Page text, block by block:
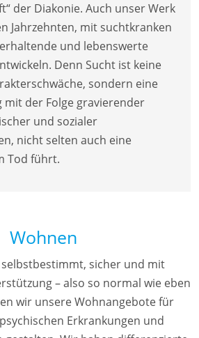
der Diakonie. Auch unser Werk
Jahrzehnten, mit suchtkranken
und lebenswerte
Denn Sucht ist keine
sondern eine
mit der Folge gravierender
und sozialer
nicht selten auch eine
Tod führt.
Wohnen
sicher und mit
– also so normal wie eben
wir unsere Wohnangebote für
Erkrankungen und